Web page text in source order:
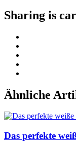
Sharing is
Ähnliche
Das perfekte